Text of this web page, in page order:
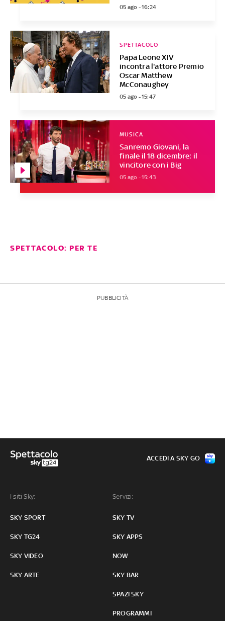
05 ago - 16:24
Papa Leone XIV
incontra l'attore Premio
Oscar Matthew
McConaughey
SPETTACOLO
05 ago - 15:47
Sanremo Giovani, la
finale il 18 dicembre: il
vincitore con i Big
MUSICA
05 ago - 15:43
SPETTACOLO: PER TE
PUBBLICITÀ
I siti Sky:
SKY SPORT
SKY TG24
SKY VIDEO
SKY ARTE
Servizi:
SKY TV
SKY APPS
NOW
SKY BAR
SPAZI SKY
PROGRAMMI
ACCEDI A SKY GO